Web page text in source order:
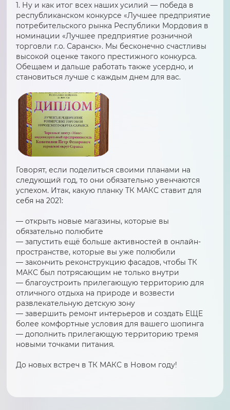
1. Ну и как итог всех наших усилий — победа в
республиканском конкурсе «Лучшее предприятие
потребительского рынка Республики Мордовия в
номинации «Лучшее предприятие розничной
торговли г.о. Саранск». Мы бесконечно счастливы
высокой оценке такого престижного конкурса.
Обещаем и дальше работать также усердно, и
становиться лучше с каждым днем для вас.
Говорят, если поделиться своими планами на
следующий год, то они обязательно увенчаются
успехом. Итак, какую планку ТК МАКС ставит для
себя на 2021:
— открыть новые магазины, которые вы
обязательно полюбите
— запустить ещё больше активностей в онлайн-
пространстве, которые вы уже полюбили
— закончить реконструкцию фасадов, чтобы ТК
МАКС был потрясающим не только внутри
— благоустроить прилегающую территорию для
отличного отдыха на природе и возвести
развлекательную детскую зону
— завершить ремонт интерьеров и создать ЕЩЕ
более комфортные условия для вашего шопинга
— дополнить прилегающую территорию тремя
новыми точками питания.
До новых встреч в ТК МАКС в Новом году!